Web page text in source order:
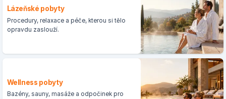
Lázeňské pobyty
Procedury, relaxace a péče, kterou si tělo
opravdu zaslouží.
Wellness pobyty
Bazény, sauny, masáže a odpočinek pro